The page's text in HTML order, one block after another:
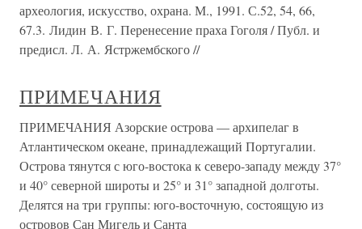
археология, искусство, охрана. М., 1991. С.52, 54, 66,
67.3. Лидин В. Г. Перенесение праха Гоголя / Публ. и
предисл. Л. А. Ястржембского //
ПРИМЕЧАНИЯ
ПРИМЕЧАНИЯ Азорские острова — архипелаг в
Атлантическом океане, принадлежащий Португалии.
Острова тянутся с юго-востока к северо-западу между 37°
и 40° северной широты и 25° и 31° западной долготы.
Делятся на три группы: юго-восточную, состоящую из
островов Сан Мигель и Санта